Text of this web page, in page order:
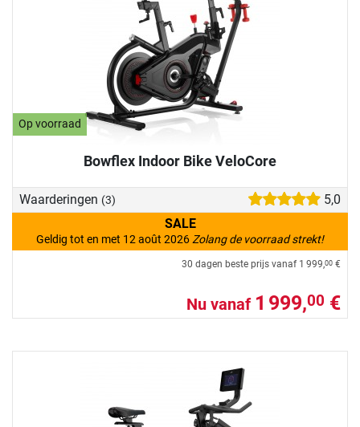
Op voorraad
Bowflex Indoor Bike VeloCore
Waarderingen (3)
5,0
SALE
Geldig tot en met 12 août 2026Zolang de voorraad strekt!
30 dagen beste prijs vanaf 1 999,00 €
Nu vanaf 1 999,00 €